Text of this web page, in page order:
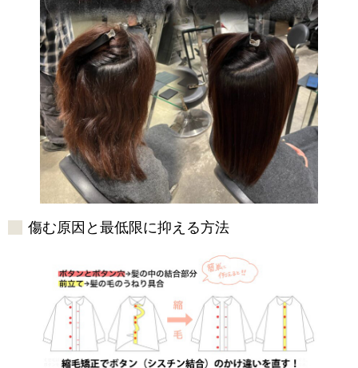
傷む原因と最低限に抑える方法